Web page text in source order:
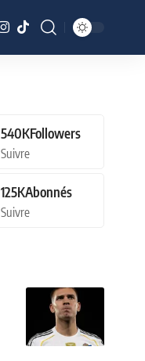
540KFollowers
Suivre
125KAbonnés
Suivre